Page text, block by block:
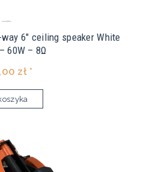
way 6" ceiling speaker White
60W – 8Ω
zł *